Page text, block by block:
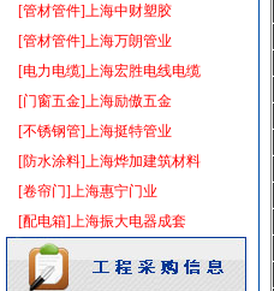
[管材管件]上海中财塑胶
[管材管件]上海万朗管业
[电力电缆]上海宏胜电线电缆
[门窗五金]上海励傲五金
[不锈钢管]上海挺特管业
[防水涂料]上海烨加建筑材料
[卷帘门]上海惠宁门业
[配电箱]上海振大电器成套
仪器仪表 [采购中]
电气控制开关 [采购中]
门窗玻璃 [采购中]
及各种防火器材 [采购中]
墙地面砖 [采购中]
消防稳压泵 [采购中]
管材管件 [采购中]
仪器仪表 [采购中]
通风系统
电器开关
[采购中]